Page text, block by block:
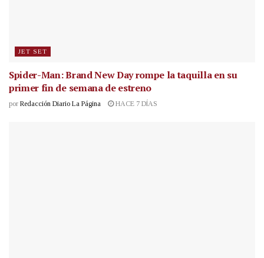
JET SET
Spider-Man: Brand New Day rompe la taquilla en su
primer fin de semana de estreno
por Redacción Diario La Página HACE 7 DÍAS